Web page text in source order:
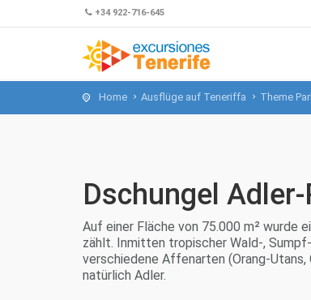
+34 922-716-645
Home Ausflüge auf Teneriffa Theme
Dschungel
Auf einer Fläche von 75.000 m² wurde
zählt. Inmitten tropischer Wald-,
verschiedene Affenarten (Orang-Utans,
natürlich Adler.